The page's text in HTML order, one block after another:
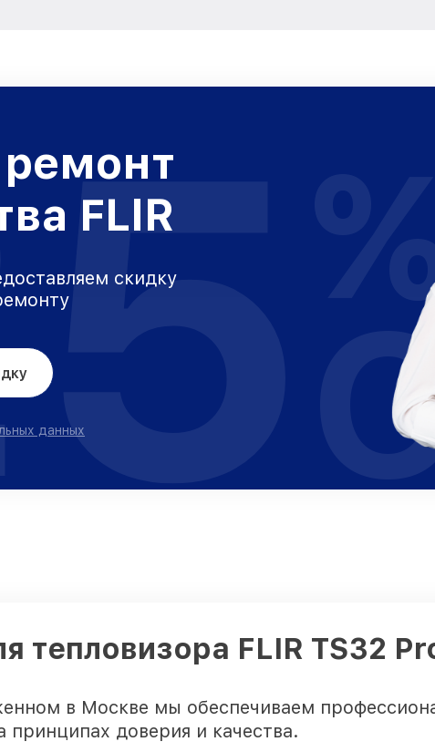
FLIR
скидку
данных
тепловизора FLIR TS32
в Москве мы обеспечиваем
доверия и качества.